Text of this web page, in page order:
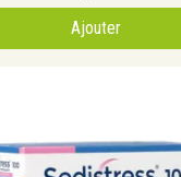
Ajouter